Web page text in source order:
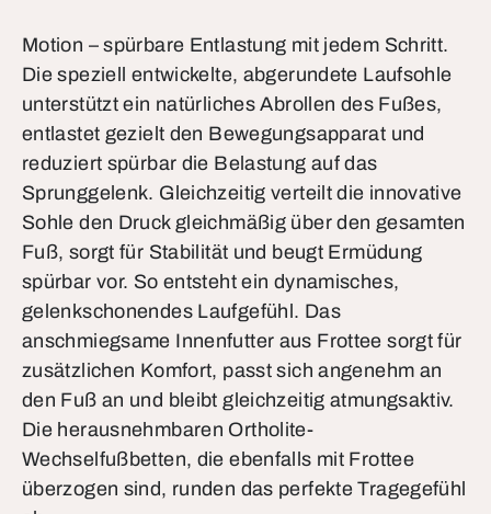
Motion – spürbare Entlastung mit jedem Schritt.
Die speziell entwickelte, abgerundete Laufsohle
unterstützt ein natürliches Abrollen des Fußes,
entlastet gezielt den Bewegungsapparat und
reduziert spürbar die Belastung auf das
Sprunggelenk. Gleichzeitig verteilt die innovative
Sohle den Druck gleichmäßig über den gesamten
Fuß, sorgt für Stabilität und beugt Ermüdung
spürbar vor. So entsteht ein dynamisches,
gelenkschonendes Laufgefühl. Das
anschmiegsame Innenfutter aus Frottee sorgt für
zusätzlichen Komfort, passt sich angenehm an
den Fuß an und bleibt gleichzeitig atmungsaktiv.
Die herausnehmbaren Ortholite-
Wechselfußbetten, die ebenfalls mit Frottee
überzogen sind, runden das perfekte Tragegefühl